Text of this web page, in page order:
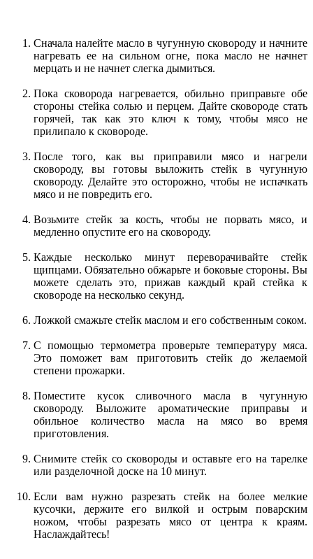
Сначала налейте масло в чугунную сковороду и начните
нагревать ее на сильном огне, пока масло не начнет
мерцать и не начнет слегка дымиться.
Пока сковорода нагревается, обильно приправьте обе
стороны стейка солью и перцем. Дайте сковороде стать
горячей, так как это ключ к тому, чтобы мясо не
прилипало к сковороде.
После того, как вы приправили мясо и нагрели
сковороду, вы готовы выложить стейк в чугунную
сковороду. Делайте это осторожно, чтобы не испачкать
мясо и не повредить его.
Возьмите стейк за кость, чтобы не порвать мясо, и
медленно опустите его на сковороду.
Каждые несколько минут переворачивайте стейк
щипцами. Обязательно обжарьте и боковые стороны. Вы
можете сделать это, прижав каждый край стейка к
сковороде на несколько секунд.
Ложкой смажьте стейк маслом и его собственным соком.
С помощью термометра проверьте температуру мяса.
Это поможет вам приготовить стейк до желаемой
степени прожарки.
Поместите кусок сливочного масла в чугунную
сковороду. Выложите ароматические приправы и
обильное количество масла на мясо во время
приготовления.
Снимите стейк со сковороды и оставьте его на тарелке
или разделочной доске на 10 минут.
Если вам нужно разрезать стейк на более мелкие
кусочки, держите его вилкой и острым поварским
ножом, чтобы разрезать мясо от центра к краям.
Наслаждайтесь!